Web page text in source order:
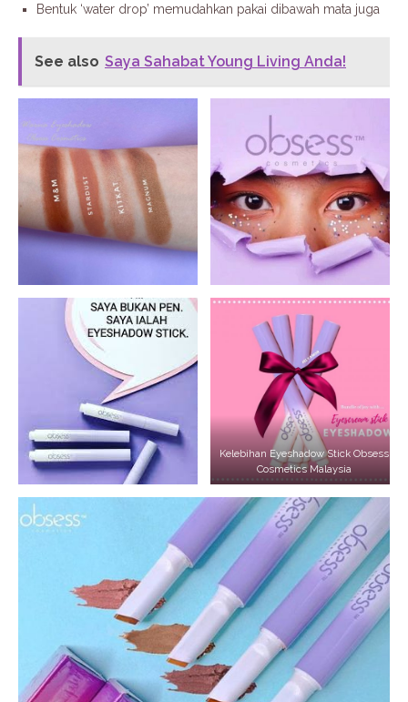
Bentuk ‘water drop’ memudahkan pakai dibawah mata juga
See also Saya Sahabat Young Living Anda!
Kelebihan Eyeshadow Stick Obsess
Cosmetics Malaysia